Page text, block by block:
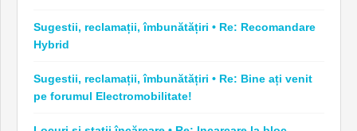
Sugestii, reclamații, îmbunătățiri • Re: Recomandare
Hybrid
Sugestii, reclamații, îmbunătățiri • Re: Bine ați venit
pe forumul Electromobilitate!